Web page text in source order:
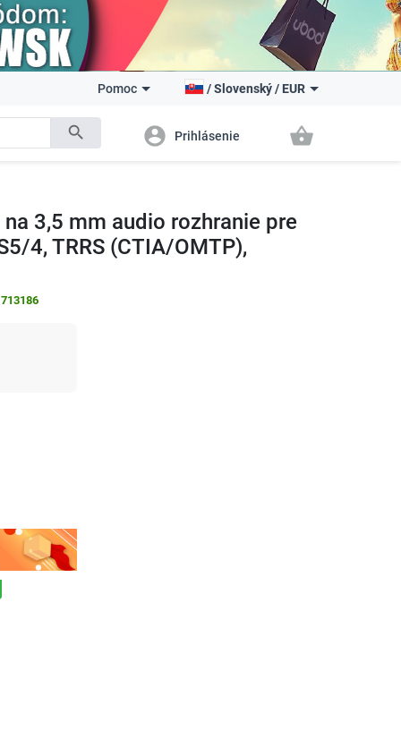
search
Pomoc /Slovenský/ EUR
account_circle Prihlásenie shopping_basket
na 3,5 mm audio rozhranie pre
4, TRRS (CTIA/OMTP),
713186